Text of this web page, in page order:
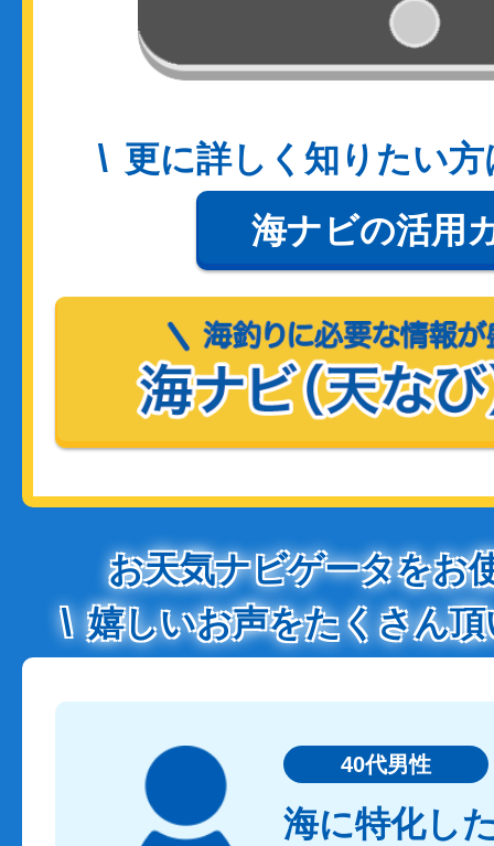
更に詳しく知りたい
海ナビの活用
お天気ナビゲータをお
嬉しいお声をたくさん
40代男性
海に特化し